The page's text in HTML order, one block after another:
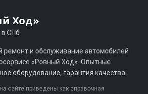
Ход»
в СПб
ремонт и обслуживание автомобилей
«Ровный Ход». Опытные
оборудование, гарантия качества.
сайте приведены как справочная